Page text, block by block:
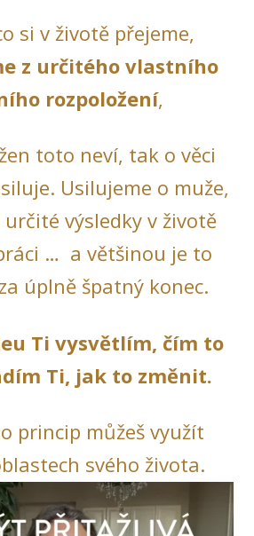
si v životě přejeme,
z určitého vlastního
rozpoložení,
toto neví, tak o věci
Usilujeme o muže,
výsledky v životě
… a většinou je to
úplně špatný konec.
Ti vysvětlím, čím to
Ti, jak to změnit.
princip můžeš využít
svého života.